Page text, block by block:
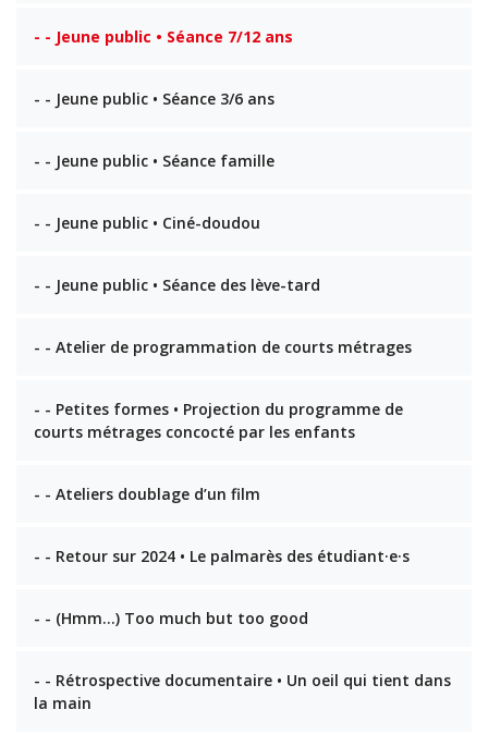
- - Jeune public • Séance 7/12 ans
- - Jeune public • Séance 3/6 ans
- - Jeune public • Séance famille
- - Jeune public • Ciné-doudou
- - Jeune public • Séance des lève-tard
- - Atelier de programmation de courts métrages
- - Petites formes • Projection du programme de
courts métrages concocté par les enfants
- - Ateliers doublage d’un film
- - Retour sur 2024 • Le palmarès des étudiant·e·s
- - (Hmm…) Too much but too good
- - Rétrospective documentaire • Un oeil qui tient dans
la main